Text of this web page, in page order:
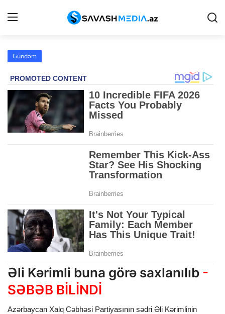
Haqqımızda
Peşə etikası
Reklam
Hadisə
Dünya
İdman
Kriminal
Gündəm
Əli Kərimli buna görə saxlanılıb -
SƏBƏB BİLİNDİ
Azərbaycan Xalq Cəbhəsi Partiyasının sədri Əli Kərimlinin